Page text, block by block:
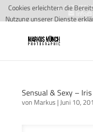
0175/
Sensual & Sexy – Iris
von Markus | Juni 10,
Cookies erleichtern die
Nutzung unserer Dienste